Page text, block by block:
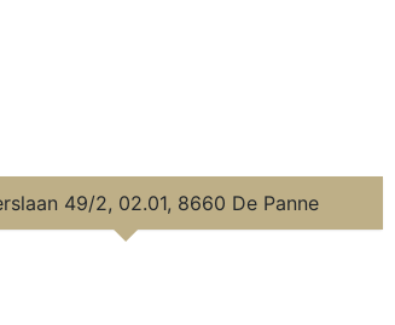
49/2, 02.01, 8660 De Panne